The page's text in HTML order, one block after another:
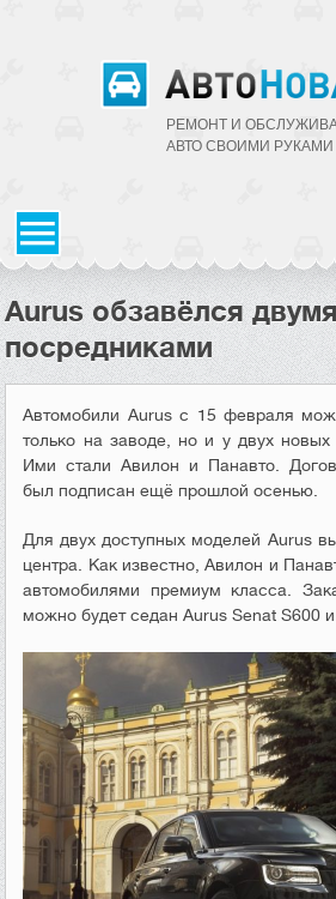
РЕМОНТ И
АВТО CВОИМИ РУКАМИ
Aurus обзавёлся
посредниками
Автомобили Aurus с 15 февраля
только на заводе, но и у двух новых
Ими стали Авилон и Панавто.
был подписан ещё прошлой осенью.
Для двух доступных моделей Aurus
центра. Как известно, Авилон и
автомобилями премиум класса.
можно будет седан Aurus Senat S600